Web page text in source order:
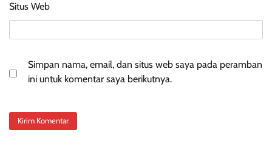
Situs Web
Simpan nama, email, dan situs web saya pada peramban
ini untuk komentar saya berikutnya.